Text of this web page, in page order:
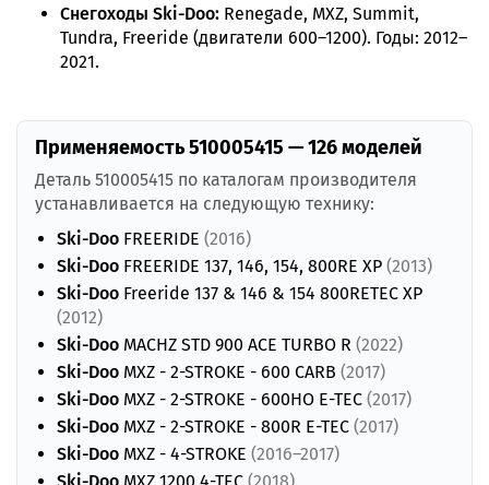
Снегоходы Ski-Doo: Renegade, MXZ, Summit,
Tundra, Freeride (двигатели 600–1200). Годы: 2012–
2021.
Применяемость 510005415 — 126 моделей
Деталь 510005415 по каталогам производителя
устанавливается на следующую технику:
Ski-Doo FREERIDE (2016)
Ski-Doo FREERIDE 137, 146, 154, 800RE XP (2013)
Ski-Doo Freeride 137 & 146 & 154 800RETEC XP
(2012)
Ski-Doo MACHZ STD 900 ACE TURBO R (2022)
Ski-Doo MXZ - 2-STROKE - 600 CARB (2017)
Ski-Doo MXZ - 2-STROKE - 600HO E-TEC (2017)
Ski-Doo MXZ - 2-STROKE - 800R E-TEC (2017)
Ski-Doo MXZ - 4-STROKE (2016–2017)